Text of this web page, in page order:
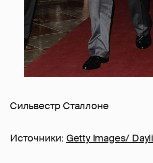
Сильвестр Сталлоне
Источники: Getty Images/